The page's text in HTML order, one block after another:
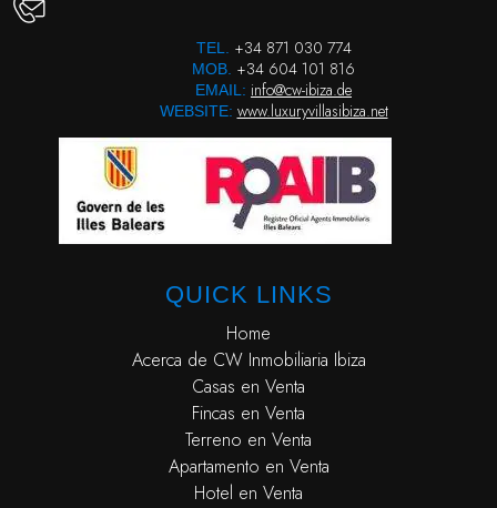
TEL. +34 871 030 774
MOB. +34 604 101 816
EMAIL: info@cw-ibiza.de
WEBSITE: www.luxuryvillasibiza.net
QUICK LINKS
Home
Acerca de CW Inmobiliaria Ibiza
Casas en Venta
Fincas en Venta
Terreno en Venta
Apartamento en Venta
Hotel en Venta